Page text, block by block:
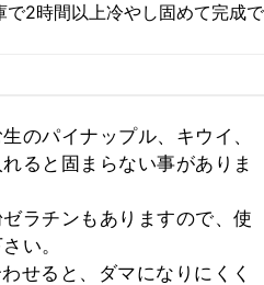
2時間以上冷やし固めて完成で
のパイナップル、キウイ、
ると固まらない事がありま
ラチンもありますので、使
い。
せると、ダマになりにくく